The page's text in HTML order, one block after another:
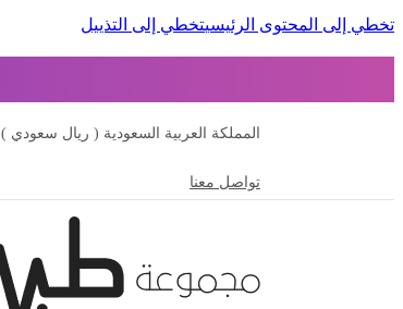
تخطي إلى المحتوى الرئيسيتخطي إلى التذييل
المملكة العربية السعودية ( ريال سعودي )
تواصل معنا